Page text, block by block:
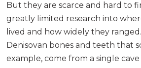
But they are scarce and hard to
greatly limited research into
lived and how widely they
Denisovan bones and teeth that
example, come from a single cave